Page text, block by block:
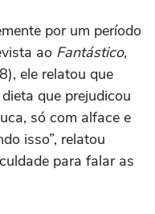
por um período
ao Fantástico,
ele relatou que
que prejudicou
só com alface e
isso”, relatou
para falar as